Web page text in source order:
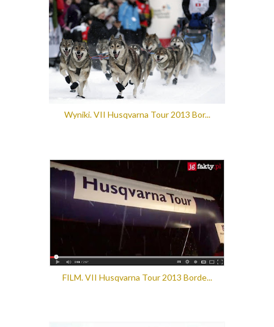
Wyniki. VII Husqvarna Tour 2013 Bor...
FILM. VII Husqvarna Tour 2013 Borde...